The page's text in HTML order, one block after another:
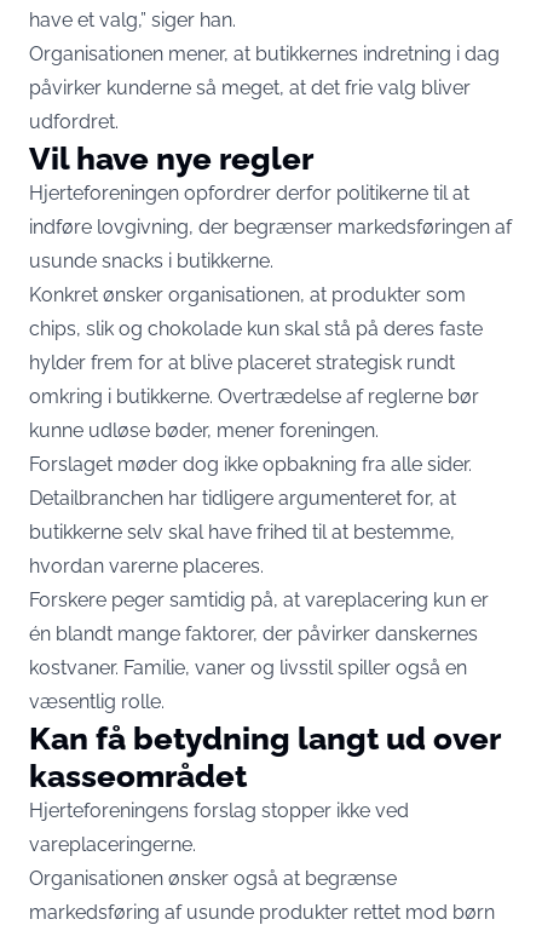
have et valg,” siger han.
Organisationen mener, at butikkernes indretning i dag
påvirker kunderne så meget, at det frie valg bliver
udfordret.
Vil have nye regler
Hjerteforeningen opfordrer derfor politikerne til at
indføre lovgivning, der begrænser markedsføringen af
usunde snacks i butikkerne.
Konkret ønsker organisationen, at produkter som
chips, slik og chokolade kun skal stå på deres faste
hylder frem for at blive placeret strategisk rundt
omkring i butikkerne. Overtrædelse af reglerne bør
kunne udløse bøder, mener foreningen.
Forslaget møder dog ikke opbakning fra alle sider.
Detailbranchen har tidligere argumenteret for, at
butikkerne selv skal have frihed til at bestemme,
hvordan varerne placeres.
Forskere peger samtidig på, at vareplacering kun er
én blandt mange faktorer, der påvirker danskernes
kostvaner. Familie, vaner og livsstil spiller også en
væsentlig rolle.
Kan få betydning langt ud over
kasseområdet
Hjerteforeningens forslag stopper ikke ved
vareplaceringerne.
Organisationen ønsker også at begrænse
markedsføring af usunde produkter rettet mod børn